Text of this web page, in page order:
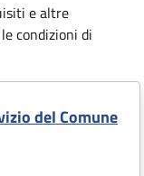
e altre
condizioni di
del Comune